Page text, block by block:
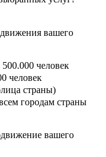
вашего
человек
человек
страны)
городам страны
вашего